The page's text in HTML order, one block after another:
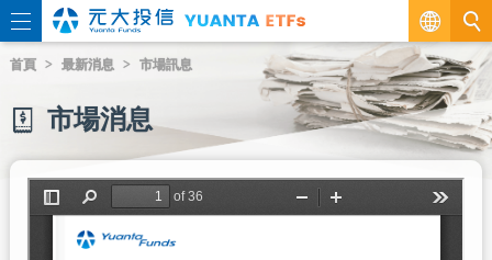
繁
EN
首頁 最新消息 市場訊息
市場消息